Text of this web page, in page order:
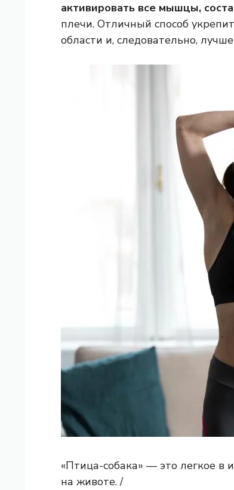
активировать все мышцы,
плечи. Отличный способ
области и, следовательно,
«Птица-собака» — это легкое
на животе. /